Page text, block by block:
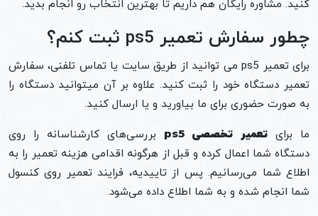
کنید. مشاوره رایگان هم داریم تا بهترین انتخاب رو انجام بدید.
چطور سفارش تعمیر ps5 ثبت کنم؟
برای تعمیر ps5 می توانید از طریق سایت یا تماس تلفنی، سفارش
تعمیر دستگاه خود را ثبت کنید. علاوه بر آن میتوانید دستگاه را
به صورت حضوری برای ما بیاورید و یا ارسال کنید.
ما برای تعمیر تخصصی ps5
بررسی‌های کارشناسانه را روی
دستگاه شما اعمال کرده و قبل از هرگونه اقدامی هزینه تعمیر را به
اطلاع شما می‌رسانیم. پس از تاییدیه، فرایند تعمیر روی کنسول
شما انجام شده و به شما اطلاع داده می‌شود.